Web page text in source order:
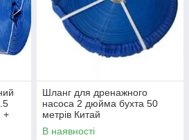
+
Шланг для дренажного
насоса 2 дюйма бухта 50
метрів Китай
В наявності